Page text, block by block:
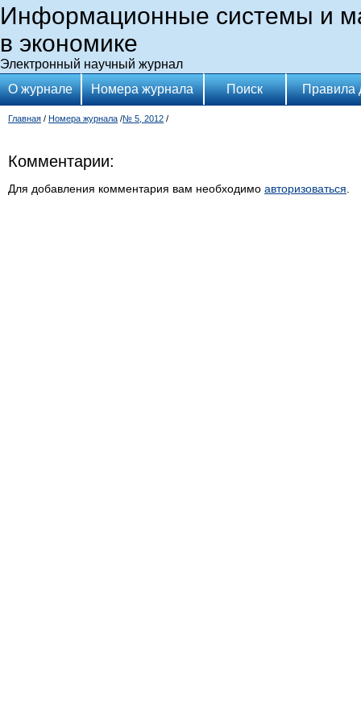
Информационные системы и
в экономике
Электронный научный журнал
О журнале
Номера журнала Поиск Правила
Главная / Номера журнала /№ 5, 2012 /
Комментарии:
Для добавления комментария вам необходимо авторизоваться